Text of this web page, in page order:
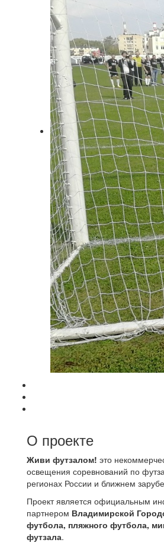
О проекте
Живи футзалом! это
освещения соревнований по
регионах России и ближнем
Проект является официальным
партнером Владимирской
футбола, пляжного футбола,
футзала.